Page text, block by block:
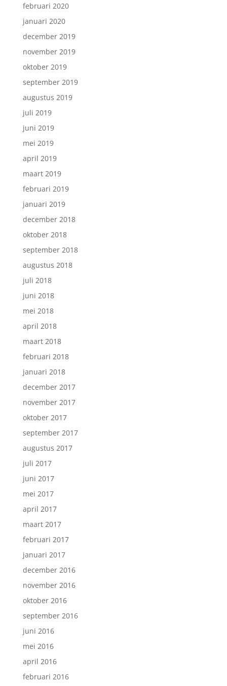
februari 2020
januari 2020
december 2019
november 2019
oktober 2019
september 2019
augustus 2019
juli 2019
juni 2019
mei 2019
april 2019
maart 2019
februari 2019
januari 2019
december 2018
oktober 2018
september 2018
augustus 2018
juli 2018
juni 2018
mei 2018
april 2018
maart 2018
februari 2018
januari 2018
december 2017
november 2017
oktober 2017
september 2017
augustus 2017
juli 2017
juni 2017
mei 2017
april 2017
maart 2017
februari 2017
januari 2017
december 2016
november 2016
oktober 2016
september 2016
juni 2016
mei 2016
april 2016
februari 2016